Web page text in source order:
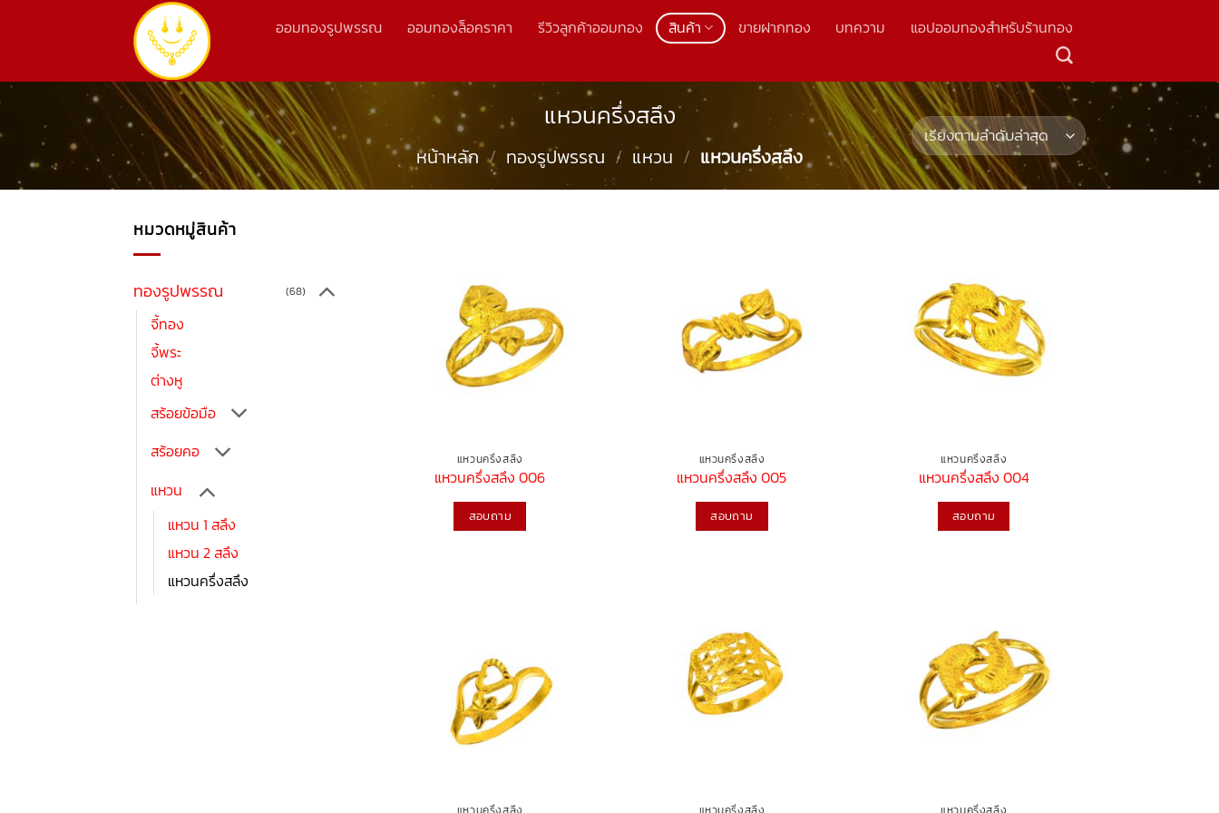
เนื้อหา
ออมทองรูปพรรณ ออมทองล็อคราคา รีวิวลูกค้าออมทอง สินค้า ขายฝากทอง บทความ แอปออมทองสำหรับร้านทอง
แหวนครึ่งสลึง
หน้าหลัก / ทองรูปพรรณ / แหวน / แหวนครึ่งสลึง
หมวดหมู่สินค้า
ทองรูปพรรณ (68)
จี้ทอง
จี้พระ
ต่างหู
สร้อยข้อมือ
สร้อยคอ
แหวน
แหวน 1 สลึง
แหวน 2 สลึง
แหวนครึ่งสลึง
แหวนครึ่งสลึง
แหวนครึ่งสลึง 006
สอบถาม
แหวนครึ่งสลึง
แหวนครึ่งสลึง 005
สอบถาม
แหวนครึ่งสลึง
แหวนครึ่งสลึง 004
สอบถาม